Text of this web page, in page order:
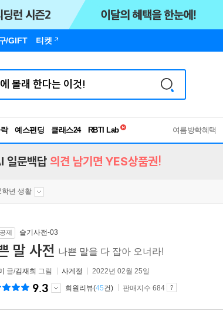
/GIFT 티켓
예스펀딩 클래스24
RBTI Lab
독서유형검사
여름방학혜택
일문백답 의견 남기면 YES상품권!
학년 생활
제 슬기사전-03
말 사전 나쁜 말을 다 잡아 오너라!
글/김재희 그림 사계절 2022년 02월 25일
9.3 회원리뷰(45건) 판매지수 684